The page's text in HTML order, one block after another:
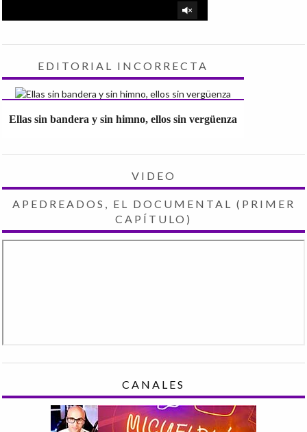
EDITORIAL INCORRECTA
Ellas sin bandera y sin himno, ellos sin vergüenza
VIDEO
APEDREADOS, EL DOCUMENTAL (PRIMER
CAPÍTULO)
CANALES